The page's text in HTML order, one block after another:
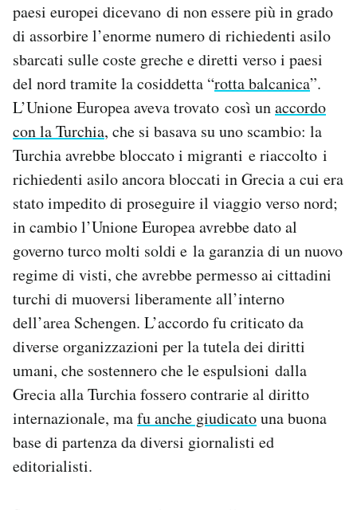
Area Personale
Newsletter
Notifiche mobile
Hai bisogno di aiuto?
Esci
paesi europei dicevano di non essere più in grado
di assorbire l’enorme numero di richiedenti asilo
sbarcati sulle coste greche e diretti verso i paesi
del nord tramite la cosiddetta “rotta balcanica”.
L’Unione Europea aveva trovato così unaccordo
con la Turchia, che si basava su uno scambio: la
Turchia avrebbe bloccato i migranti e riaccolto i
richiedenti asilo ancora bloccati in Grecia a cui era
stato impedito di proseguire il viaggio verso nord;
in cambio l’Unione Europea avrebbe dato al
governo turco molti soldi e la garanzia di un nuovo
regime di visti, che avrebbe permesso ai cittadini
turchi di muoversi liberamente all’interno
dell’area Schengen. L’accordo fu criticato da
diverse organizzazioni per la tutela dei diritti
umani, che sostennero che le espulsioni dalla
Grecia alla Turchia fossero contrarie al diritto
internazionale, mafu anche giudicatouna buona
base di partenza da diversi giornalisti ed
editorialisti.